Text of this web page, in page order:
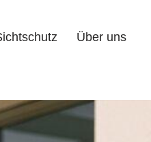
Über uns
Über uns